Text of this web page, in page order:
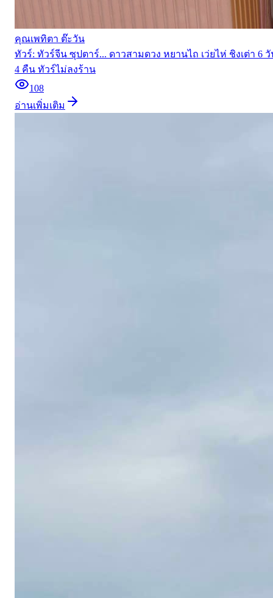
คุณเพทิตา ต๊ะวัน
ทัวร์: ทัวร์จีน ซุปตาร์... ดาวสามดวง หยานไถ เว่ยไห่ ชิงเต่า 6
4 คืน ทัวร์ไม่ลงร้าน
108
อ่านเพิ่มเติม